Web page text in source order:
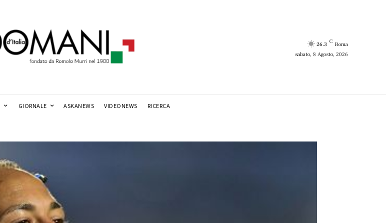
26.3 C Roma
sabato, 8 Agosto, 2026
GIORNALE ASKANEWS VIDEONEWS RICERCA